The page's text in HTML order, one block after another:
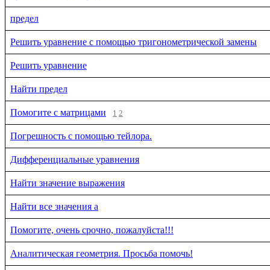
предел
Решить уравнение с помощью тригонометрической замены
Решить уравнение
Найти предел
Помогите с матрицами
1 2
Погрешность с помощью тейлора.
Дифференциальные уравнения
Найти значение выражения
Найти все значения a
Помогите, очень срочно, пожалуйста!!!
Аналитическая геометрия. Просьба помочь!